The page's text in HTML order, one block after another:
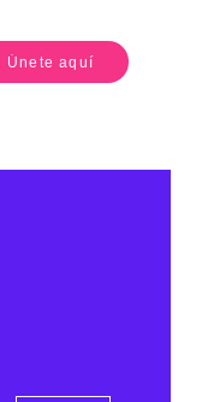
Únete aquí